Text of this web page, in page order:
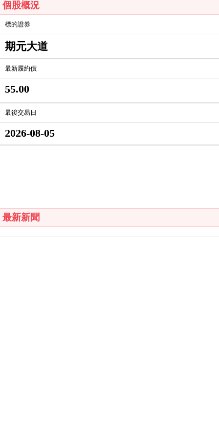
個股概況
標的證券
期元大道
最新履約價
55.00
最後交易日
2026-08-05
最新新聞